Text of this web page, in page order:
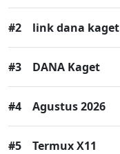
#2 link dana kaget
#3 DANA Kaget
#4 Agustus 2026
#5 Termux X11